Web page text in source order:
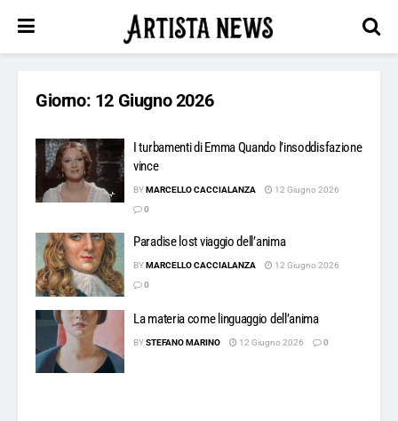
Giorno: 12 Giugno 2026
I turbamenti di Emma Quando l’insoddisfazione
vince
BYMARCELLO CACCIALANZA
12 Giugno 2026
0
Paradise lost viaggio dell’anima
BYMARCELLO CACCIALANZA
12 Giugno 2026
0
La materia come linguaggio dell’anima
BYSTEFANO MARINO 12 Giugno 2026 0